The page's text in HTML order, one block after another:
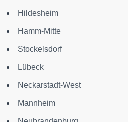
Hildesheim
Hamm-Mitte
Stockelsdorf
Lübeck
Neckarstadt-West
Mannheim